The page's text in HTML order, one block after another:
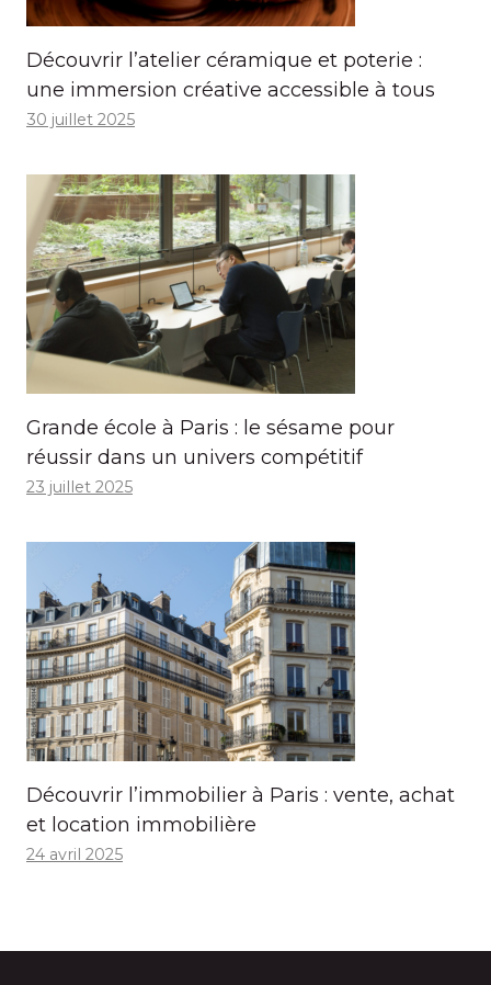
Découvrir l’atelier céramique et poterie :
une immersion créative accessible à tous
30 juillet 2025
Grande école à Paris : le sésame pour
réussir dans un univers compétitif
23 juillet 2025
Découvrir l’immobilier à Paris : vente, achat
et location immobilière
24 avril 2025